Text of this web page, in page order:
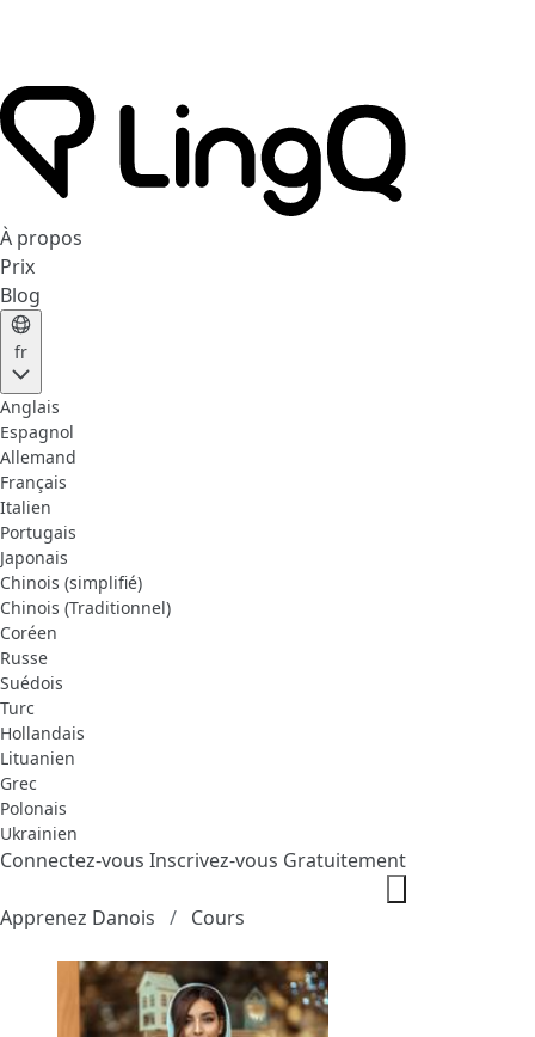
À propos
Prix
Blog
fr
Anglais
Espagnol
Allemand
Français
Italien
Portugais
Japonais
Chinois (simplifié)
Chinois (Traditionnel)
Coréen
Russe
Suédois
Turc
Hollandais
Lituanien
Grec
Polonais
Ukrainien
Connectez-vous Inscrivez-vous Gratuitement
Apprenez Danois Cours